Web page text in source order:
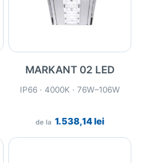
MARKANT 02 LED
de la 1.538,14lei
IP66 · 4000K · 76W–106W